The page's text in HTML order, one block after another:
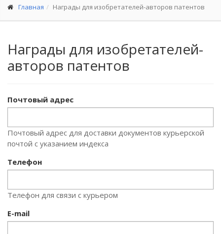
Главная Награды для изобретателей-авторов патентов
Награды для изобретателей-
авторов патентов
Почтовый адрес
Почтовый адрес для доставки документов курьерской
почтой с указанием индекса
Телефон
Телефон для связи с курьером
E-mail